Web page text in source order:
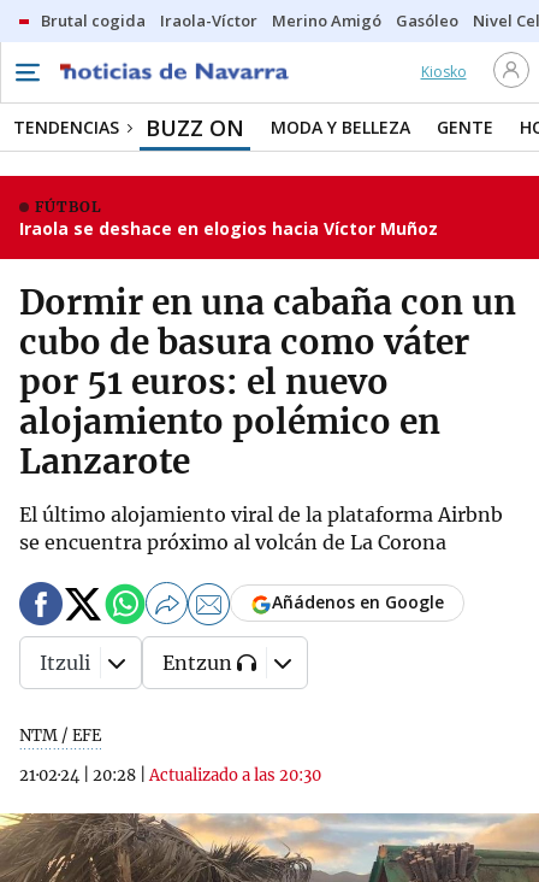
Brutal cogida Iraola-Víctor Merino Amigó Gasóleo Nivel
Kiosko
TENDENCIAS BUZZ ON MODA Y BELLEZA GENTE
FÚTBOL
Iraola se deshace en elogios hacia Víctor Muñoz
Dormir en una cabaña con un
cubo de basura como váter
por 51 euros: el nuevo
alojamiento polémico en
Lanzarote
El último alojamiento viral de la plataforma Airbnb
se encuentra próximo al volcán de La Corona
NTM / EFE
21·02·24
20:28 |Actualizado a las 20:30
Añádenos en Google
Itzuli Entzun